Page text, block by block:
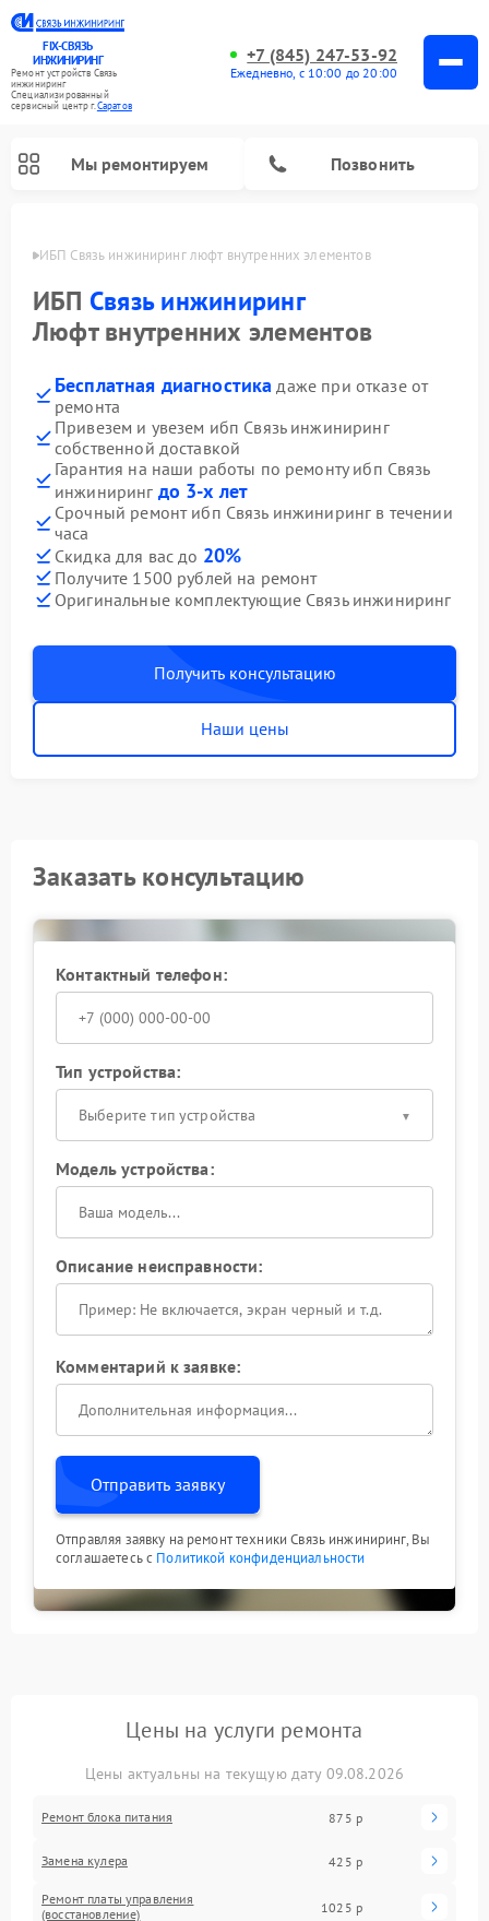
FIX-СВЯЗЬ
ИНЖИНИРИНГ
Ремонт устройств Связь
инжиниринг
Специализированный
cервисный центр г.Саратов
+7 (845) 247-53-92
Ежедневно, с 10:00 до 20:00
Мы ремонтируем Позвонить
ИБП Связь инжиниринг люфт внутренних элементов
ИБП Связь инжиниринг
Люфт внутренних элементов
Бесплатная диагностика даже при отказе от
ремонта
Привезем и увезем ибп Связь инжиниринг
собственной доставкой
Гарантия на наши работы по ремонту ибп Связь
инжиниринг до 3-х лет
Срочный ремонт ибп Связь инжиниринг в течении
часа
Скидка для вас до 20%
Получите 1500 рублей на ремонт
Оригинальные комплектующие Связь инжиниринг
Получить консультацию
Наши цены
Заказать консультацию
Контактный телефон:
Тип устройства:
Выберите тип устройства
Модель устройства:
Описание неисправности:
Комментарий к заявке:
Отправить заявку
Отправляя заявку на ремонт техники Связь инжиниринг, Вы
соглашаетесь с Политикой конфиденциальности
Цены на услуги ремонта
Цены актуальны на текущую дату 09.08.2026
Ремонт блока питания 875 р
Замена кулера 425 р
Ремонт платы управления
(восстановление)
1025 р